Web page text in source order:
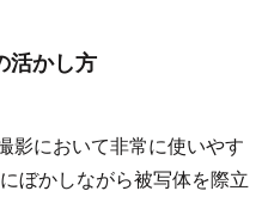
活かし方
影において非常に使いやす
ぼかしながら被写体を際立